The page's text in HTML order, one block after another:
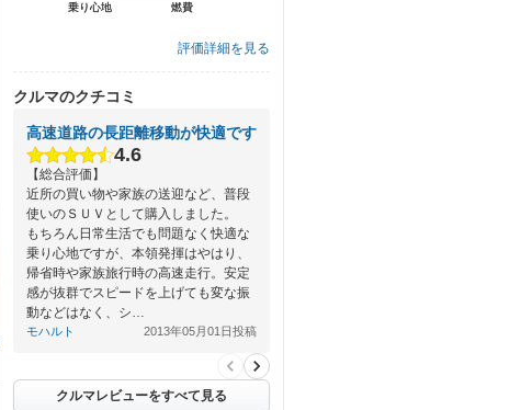
燃費
乗り心地 燃費
乗り心地
評価詳細を見る
クルマのクチコミ
高速道路の長距離移動が快適です
4.6
【総合評価】
近所の買い物や家族の送迎など、普段
使いのＳＵＶとして購入しました。
もちろん日常生活でも問題なく快適な
乗り心地ですが、本領発揮はやはり、
帰省時や家族旅行時の高速走行。安定
感が抜群でスピードを上げても変な振
動などはなく、シ…
モハルト 2013年05月01日投稿
クルマレビューをすべて見る